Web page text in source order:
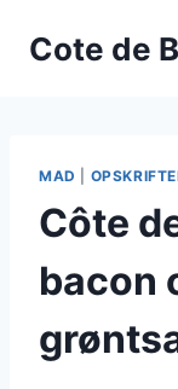
Cote de
MAD
Côte
bacon